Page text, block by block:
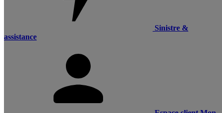
Sinistre &
assistance